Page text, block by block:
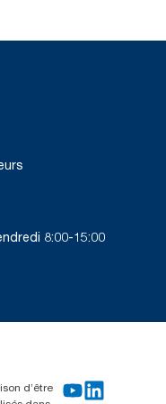
8:00-15:00
d’être